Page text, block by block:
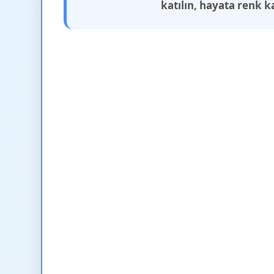
katılın, hayata renk